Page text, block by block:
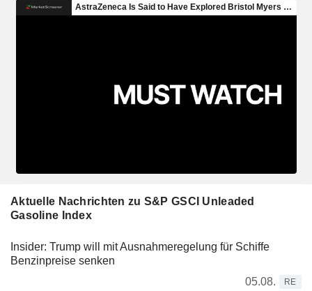
Aktuelle Nachrichten zu S&P GSCI Unleaded
Gasoline Index
Insider: Trump will mit Ausnahmeregelung für Schiffe
Benzinpreise senken
05.08.
RE